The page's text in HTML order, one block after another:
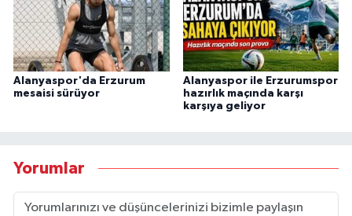
Alanyaspor'da Erzurum
mesaisi sürüyor
Alanyaspor ile Erzurumspor
hazırlık maçında karşı
karşıya geliyor
Yorumlar